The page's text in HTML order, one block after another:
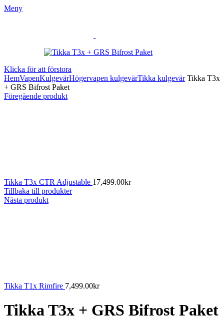
Meny
Klicka för att förstora
HemVapenKulgevärHögervapen kulgevärTikka kulgevärTikka T3x
+ GRS Bifrost Paket
Föregående produkt
Tikka T3x CTR Adjustable 17,499.00kr
Tillbaka till produkter
Nästa produkt
Tikka T1x Rimfire 7,499.00kr
Tikka T3x + GRS Bifrost Paket